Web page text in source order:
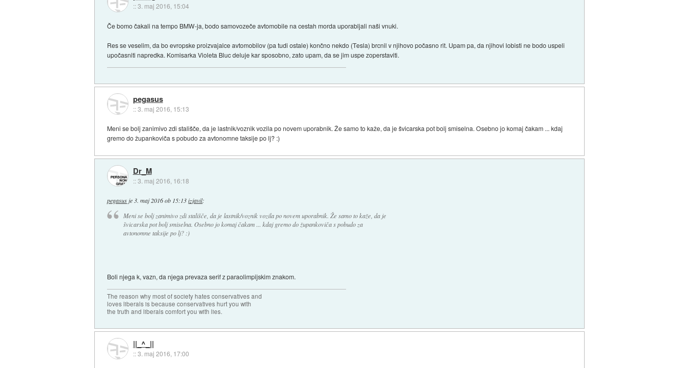
::3. maj 2016, 15:04
Če bomo čakali na tempo BMW-ja, bodo samovozeče avtomobile na cestah morda uporabljali naši vnuki.
Res se veselim, da bo evropske proizvajalce avtomobilov (pa tudi ostale) končno nekdo (Tesla) brcnil v njihovo počasno rit. Upam pa, da njihovi lobisti ne bodo uspeli
upočasniti napredka. Komisarka Violeta Bluc deluje kar sposobno, zato upam, da se jim uspe zoperstaviti.
pegasus
::3. maj 2016, 15:13
Meni se bolj zanimivo zdi stališče, da je lastnik/voznik vozila po novem uporabnik. Že samo to kaže, da je švicarska pot bolj smiselna. Osebno jo komaj čakam ... kdaj
gremo do župankoviča s pobudo za avtonomne taksije po lj? :)
Dr_M
::3. maj 2016, 16:18
pegasus je 3. maj 2016 ob 15:13 izjavil:
Meni se bolj zanimivo zdi stališče, da je lastnik/voznik vozila po novem uporabnik. Že samo to kaže, da je
švicarska pot bolj smiselna. Osebno jo komaj čakam ... kdaj gremo do župankoviča s pobudo za
avtonomne taksije po lj? :)
Boli njega k, vazn, da njega prevaza serif z paraolimpijskim znakom.
The reason why most of society hates conservatives and
loves liberals is because conservatives hurt you with
the truth and liberals comfort you with lies.
||_^_||
::3. maj 2016, 17:00